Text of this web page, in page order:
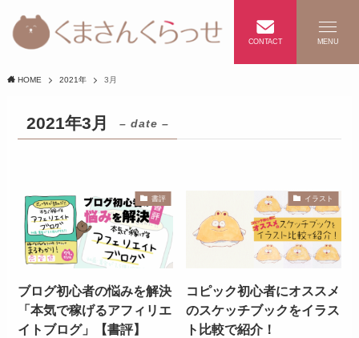
CONTACT MENU
HOME 2021年 3月
2021年3月 – date –
書評
ブログ初心者の悩みを解決
「本気で稼げるアフィリエ
イトブログ」【書評】
イラスト
コピック初心者にオススメ
のスケッチブックをイラス
ト比較で紹介！